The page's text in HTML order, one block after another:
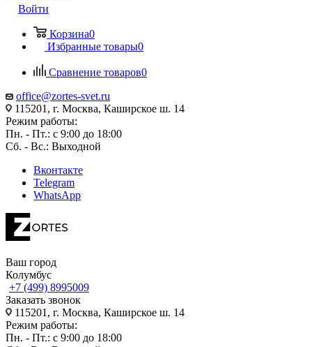
Войти
Корзина0
Избранные товары0
Сравнение товаров0
office@zortes-svet.ru
115201, г. Москва, Каширское ш. 14
Режим работы:
Пн. - Пт.: с 9:00 до 18:00
Сб. - Вс.: Выходной
Вконтакте
Telegram
WhatsApp
Ваш город
Колумбус
+7 (499) 8995009
Заказать звонок
115201, г. Москва, Каширское ш. 14
Режим работы:
Пн. - Пт.: с 9:00 до 18:00